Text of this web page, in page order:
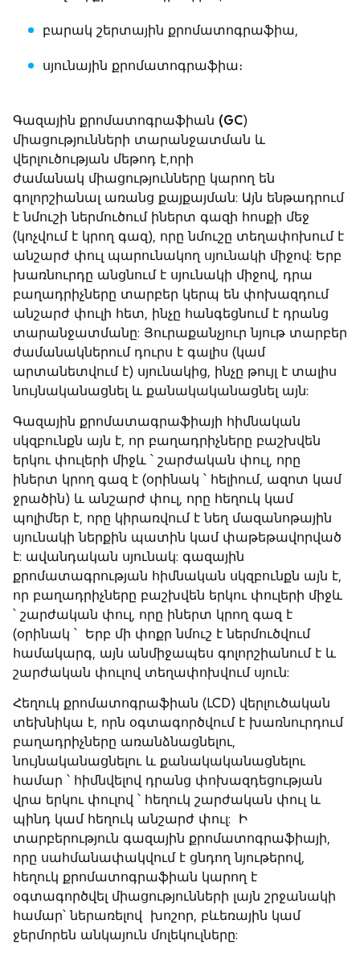
բարակ շերտային քրոմատոգրաֆիա,
սյունային քրոմատոգրաֆիա։
Գազային քրոմատոգրաֆիան (GC)
միացությունների տարանջատման և
վերլուծության մեթոդ է,որի
ժամանակ միացությունները կարող են
գոլորշիանալ առանց քայքայման: Այն ենթադրում
է նմուշի ներմուծում իներտ գազի հոսքի մեջ
(կոչվում է կրող գազ), որը նմուշը տեղափոխում է
անշարժ փուլ պարունակող սյունակի միջով: Երբ
խառնուրդը անցնում է սյունակի միջով, դրա
բաղադրիչները տարբեր կերպ են փոխազդում
անշարժ փուլի հետ, ինչը հանգեցնում է դրանց
տարանջատմանը: Յուրաքանչյուր նյութ տարբեր
ժամանակներում դուրս է գալիս (կամ
արտանետվում է) սյունակից, ինչը թույլ է տալիս
նույնականացնել և քանակականացնել այն:
Գազային քրոմատագրաֆիայի հիմնական
սկզբունքն այն է, որ բաղադրիչները բաշխվեն
երկու փուլերի միջև ՝ շարժական փուլ, որը
իներտ կրող գազ է (օրինակ ՝ հելիում, ազոտ կամ
ջրածին) և անշարժ փուլ, որը հեղուկ կամ
պոլիմեր է, որը կիրառվում է նեղ մազանոթային
սյունակի ներքին պատին կամ փաթեթավորված
է: ավանդական սյունակ: գազային
քրոմատագրության հիմնական սկզբունքն այն է,
որ բաղադրիչները բաշխվեն երկու փուլերի միջև
՝ շարժական փուլ, որը իներտ կրող գազ է
(օրինակ ՝ Երբ մի փոքր նմուշ է ներմուծվում
համակարգ, այն անմիջապես գոլորշիանում է և
շարժական փուլով տեղափոխվում սյուն:
Հեղուկ քրոմատոգրաֆիան (LCD) վերլուծական
տեխնիկա է, որն օգտագործվում է խառնուրդում
բաղադրիչները առանձնացնելու,
նույնականացնելու և քանակականացնելու
համար ՝ հիմնվելով դրանց փոխազդեցության
վրա երկու փուլով ՝ հեղուկ շարժական փուլ և
պինդ կամ հեղուկ անշարժ փուլ: Ի
տարբերություն գազային քրոմատոգրաֆիայի,
որը սահմանափակվում է ցնդող նյութերով,
հեղուկ քրոմատոգրաֆիան կարող է
օգտագործվել միացությունների լայն շրջանակի
համար՝ ներառելով խոշոր, բևեռային կամ
ջերմորեն անկայուն մոլեկուլները: